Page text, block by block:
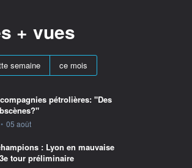
+ vues
semaine ce mois
pétrolières: "Des
par
• 05 août
: Lyon en mauvaise
tour préliminaire